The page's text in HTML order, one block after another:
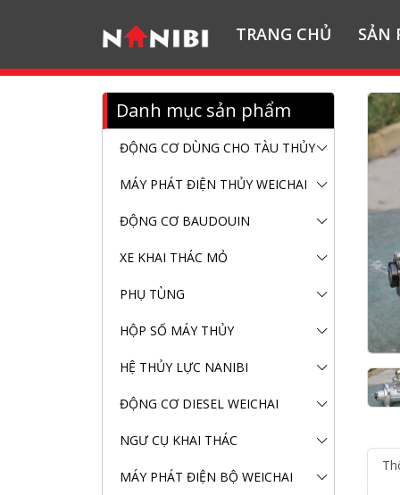
TRANG CHỦ SẢN
Danh mục sản phẩm
ĐỘNG CƠ DÙNG CHO TÀU THỦY
MÁY PHÁT ĐIỆN THỦY WEICHAI
ĐỘNG CƠ BAUDOUIN
XE KHAI THÁC MỎ
PHỤ TÙNG
HỘP SỐ MÁY THỦY
HỆ THỦY LỰC NANIBI
ĐỘNG CƠ DIESEL WEICHAI
NGƯ CỤ KHAI THÁC
MÁY PHÁT ĐIỆN BỘ WEICHAI